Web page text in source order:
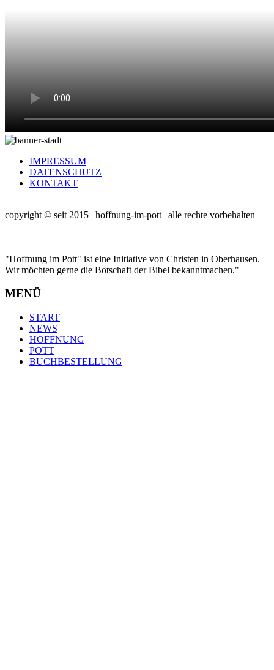
IMPRESSUM
DATENSCHUTZ
KONTAKT
copyright © seit 2015 | hoffnung-im-pott | alle rechte vorbehalten
"Hoffnung im Pott" ist eine Initiative von Christen in Oberhausen.
Wir möchten gerne die Botschaft der Bibel bekanntmachen."
MENÜ
START
NEWS
HOFFNUNG
POTT
BUCHBESTELLUNG